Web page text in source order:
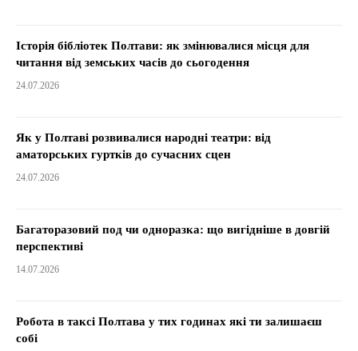
Історія бібліотек Полтави: як змінювалися місця для
читання від земських часів до сьогодення
24.07.2026
Як у Полтаві розвивалися народні театри: від
аматорських гуртків до сучасних сцен
24.07.2026
Багаторазовий под чи одноразка: що вигідніше в довгій
перспективі
14.07.2026
Робота в таксі Полтава у тих годинах які ти залишаєш
собі